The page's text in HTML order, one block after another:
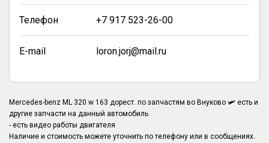
Телефон +7 917 523-26-00
E-mail loron.jorj@mail.ru
Mercedes-benz ML 320 w 163 дорест. по запчастям во Внуково 🛩️ есть и
другие запчасти на данный автомобиль
- есть видео работы двигателя
Наличие и стоимость можете уточнить по телефону или в сообщениях.